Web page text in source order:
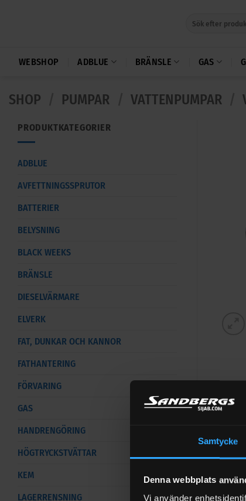
Samtycke
Denna webbplats
Vi använder
WEBSHOP ADBLUE BRÄNSLE GAS
SHOP PUMPAR VATTENPUMPAR
PRODUKTKATEGORIER
ADBLUE
AVFETTNINGSSPRUTOR
BATTERIER
BELYSNING
BLACK WEEKS
BRÄNSLE
DIESELVÄRMARE
ELVERK
FAT, DUNKAR OCH KANNOR
FATHANTERING
FÖRVARING
GAS
HANDRENGÖRING
HÖGTRYCKSTVÄTTAR
KEM
LAGERRENSNING